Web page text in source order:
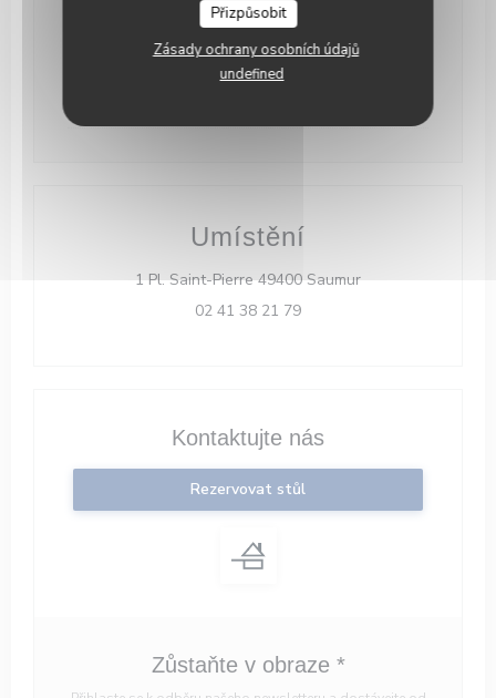
Přizpůsobit
Zásady ochrany osobních údajů
undefined
12:00 - 13:45 • 19:00 - 22:00
Umístění
1 Pl. Saint-Pierre 49400 Saumur((otevře se v
02 41 38 21 79
Kontaktujte nás
Rezervovat stůl
Zůstaňte v obraze *